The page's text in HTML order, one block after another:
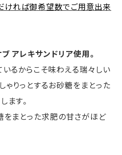
ければ御希望数でご用意出来
アレキサンドリア使用。
るからこそ味わえる瑞々しい
りっとするお砂糖をまとった
ます。
をまとった求肥の甘さがほど